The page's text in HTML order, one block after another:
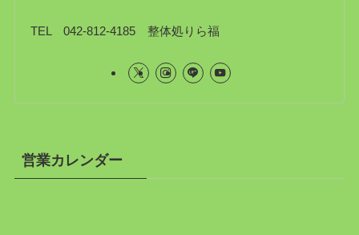
TEL 042-812-4185 整体処りら福
営業カレンダー